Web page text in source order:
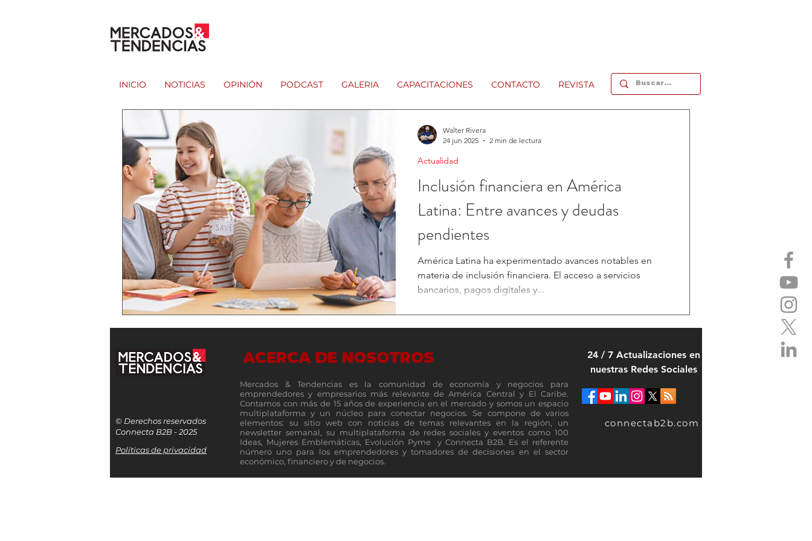
INICIO NOTICIAS OPINIÓN PODCAST GALERIA CAPACITACIONES CONTACTO REVISTA
Inclusión financiera en América
Latina: Entre avances y deudas
pendientes
América Latina ha experimentado avances notables en
materia de inclusión financiera. El acceso a servicios
bancarios, pagos digitales y...
Actualidad
Walter Rivera
24 jun 2025
2 min de lectura
© Derechos reservados
Connecta B2B - 2025
Políticas de privacidad
ACERCA DE NOSOTROS
Mercados & Tendencias es la comunidad de economía y negocios para
emprendedores y empresarios más relevante de América Central y El Caribe.
Contamos con más de 15 años de experiencia en el mercado y somos un espacio
multiplataforma y un núcleo para conectar negocios. Se compone de varios
elementos: su sitio web con noticias de temas relevantes en la región, un
newsletter semanal, su multiplataforma de redes sociales y eventos como 100
Ideas, Mujeres Emblemáticas, Evolución Pyme y Connecta B2B. Es el referente
número uno para los emprendedores y tomadores de decisiones en el sector
económico, financiero y de negocios.
24 / 7 Actualizaciones en
nuestras Redes Sociales
connectab2b.com